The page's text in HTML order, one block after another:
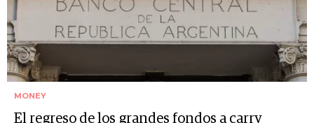
MONEY
El regreso de los grandes fondos a carry